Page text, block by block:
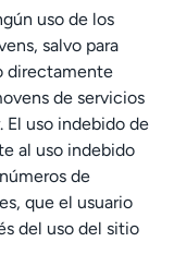
uso de los
salvo para
directamente
de servicios
uso indebido de
al uso indebido
de
que el usuario
del uso del sitio